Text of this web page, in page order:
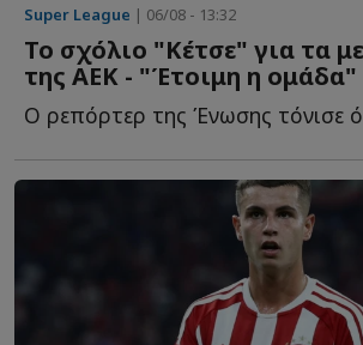
Super League | 06/08 - 13:32
Το σχόλιο "Κέτσε" για τα
της ΑΕΚ - "Έτοιμη η ομάδα"